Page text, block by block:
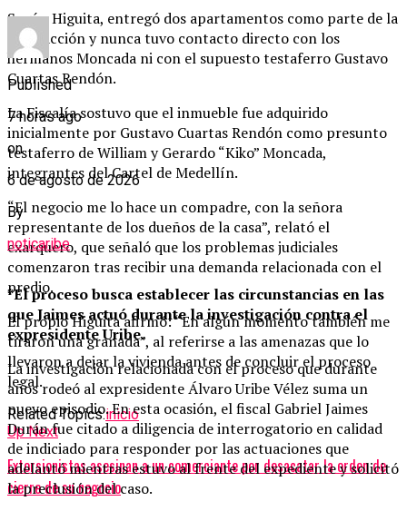
Según Higuita, entregó dos apartamentos como parte de la
transacción y nunca tuvo contacto directo con los
hermanos Moncada ni con el supuesto testaferro Gustavo
Cuartas Rendón.
La Fiscalía sostuvo que el inmueble fue adquirido
inicialmente por Gustavo Cuartas Rendón como presunto
testaferro de William y Gerardo “Kiko” Moncada,
integrantes del Cartel de Medellín.
“El negocio me lo hace un compadre, con la señora
representante de los dueños de la casa”, relató el
exarquero, que señaló que los problemas judiciales
comenzaron tras recibir una demanda relacionada con el
predio.
El propio Higuita afirmó: “En algún momento también me
tiraron una granada”, al referirse a las amenazas que lo
llevaron a dejar la vivienda antes de concluir el proceso
legal.
Related Topics:inicio
Up Next
Extorsionistas asesinan a un comerciante por desacatar la orden de
cierre de su negocio
Published
7 horas ago
on
6 de agosto de 2026
By
noticaribe
*El proceso busca establecer las circunstancias en las
que Jaimes actuó durante la investigación contra el
expresidente Uribe.
La investigación relacionada con el proceso que durante
años rodeó al expresidente Álvaro Uribe Vélez suma un
nuevo episodio. En esta ocasión, el fiscal Gabriel Jaimes
Durán fue citado a diligencia de interrogatorio en calidad
de indiciado para responder por las actuaciones que
adelantó mientras estuvo al frente del expediente y solicitó
la preclusión del caso.